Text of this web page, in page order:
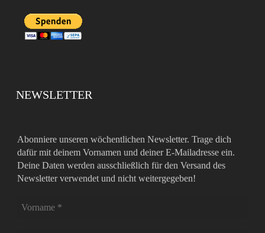
NEWSLETTER
Abonniere unseren wöchentlichen Newsletter. Trage dich
dafür mit deinem Vornamen und deiner E-Mailadresse ein.
Deine Daten werden ausschließlich für den Versand des
Newsletter verwendet und nicht weitergegeben!